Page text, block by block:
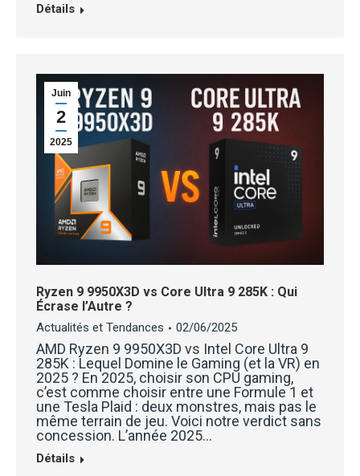
Détails
Juin
2
2025
Ryzen 9 9950X3D vs Core Ultra 9 285K : Qui
Écrase l’Autre ?
Actualités et Tendances 02/06/2025
AMD Ryzen 9 9950X3D vs Intel Core Ultra 9
285K : Lequel Domine le Gaming (et la VR) en
2025 ? En 2025, choisir son CPU gaming,
c’est comme choisir entre une Formule 1 et
une Tesla Plaid : deux monstres, mais pas le
même terrain de jeu. Voici notre verdict sans
concession. L’année 2025…
Détails